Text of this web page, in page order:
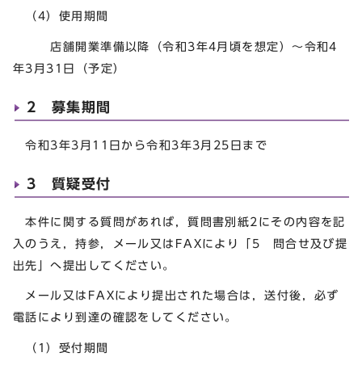
（4）使用期間
店舗開業準備以降（令和3年4月頃を想定）～令和4
年3月31日（予定）
2 募集期間
令和3年3月11日から令和3年3月25日まで
3 質疑受付
本件に関する質問があれば，質問書別紙2にその内容を記
入のうえ，持参，メール又はFAXにより「5 問合せ及び提
出先」へ提出してください。
メール又はFAXにより提出された場合は，送付後，必ず
電話により到達の確認をしてください。
（1）受付期間